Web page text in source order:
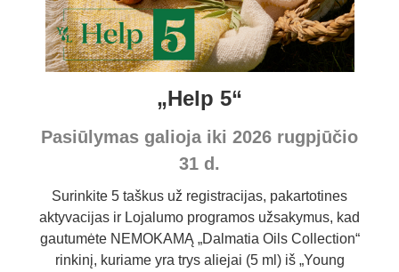
„Help 5“
Pasiūlymas galioja iki 2026 rugpjūčio
31 d.
Surinkite 5 taškus už registracijas, pakartotines
aktyvacijas ir Lojalumo programos užsakymus, kad
gautumėte NEMOKAMĄ „Dalmatia Oils Collection“
rinkinį, kuriame yra trys aliejai (5 ml) iš „Young